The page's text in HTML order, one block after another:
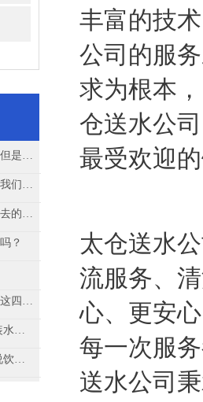
清晨的第一杯水很重要！但是你真的知道“怎么喝”？
怎样喝水才最健康？原来我们一直在“伤肾”！
饮用矿泉水有助于补充失去的物质，并可平衡体内电解质
？
科学饮水才是养生之本，这四大喝水误区你有吗？
太仓桶装水配送:关于桶装水的几大谣言,桶装水有哪几类
太仓纯净水配送:为什么说饮水过多也会造成“水中毒”
丰富的技
公司的服
求为根本
仓送水公
最受欢迎
太仓送水
流服务、
心、更安
每一次服
送水公司